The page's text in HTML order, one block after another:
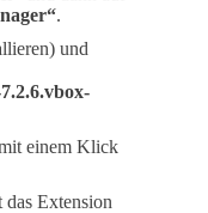
.
und
einem Klick
Extension